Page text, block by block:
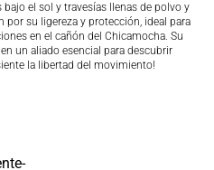
el sol y travesías llenas de polvo y
su ligereza y protección, ideal para
en el cañón del Chicamocha. Su
un aliado esencial para descubrir
la libertad del movimiento!